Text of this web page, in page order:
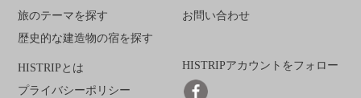
旅のテーマを探す
歴史的な建造物の宿を探す
お問い合わせ
HISTRIPとは
プライバシーポリシー
HISTRIPアカウントをフォロー